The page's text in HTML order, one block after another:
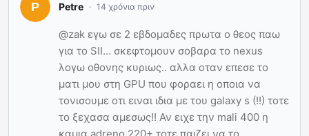
Petre 14 χρόνια πριν
@zak εγω σε 2 εβδομαδες πρωτα ο θεος παω
για το SII… σκεφτομουν σοβαρα το nexus
λογω οθονης κυριως.. αλλα οταν επεσε το
ματι μου στη GPU που φοραει η οποια να
τονισουμε οτι ειναι ιδια με του galaxy s (!!) τοτε
το ξεχασα αμεσως!! Αν ειχε την mali 400 η
καμια adreno 220+ τοτε παιζει να το